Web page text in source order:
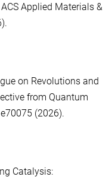
ACS Applied Materials &
on Revolutions and
from Quantum
(2026).
Catalysis: